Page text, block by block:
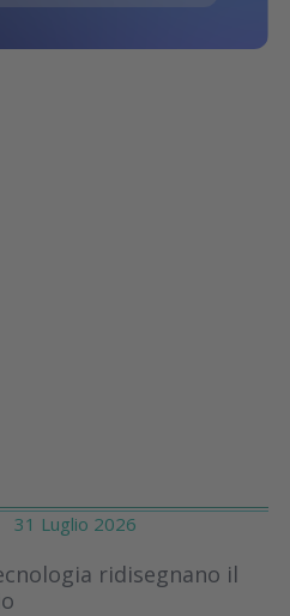
31 Luglio 2026
ridisegnano il